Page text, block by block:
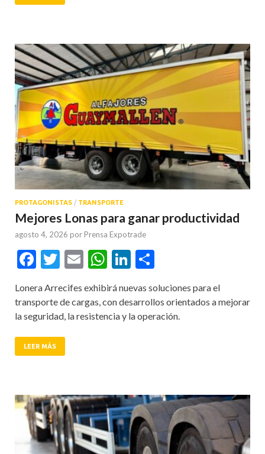
PROTAGONISTAS / TRANSPORTE
Mejores Lonas para ganar productividad
agosto 4, 2026 por Prensa Expotrade
Facebook
Twitter
EmailWhatsApp
LinkedIn
Lonera Arrecifes exhibirá nuevas soluciones para el
transporte de cargas, con desarrollos orientados a mejorar
la seguridad, la resistencia y la operación.
LEER MÁS